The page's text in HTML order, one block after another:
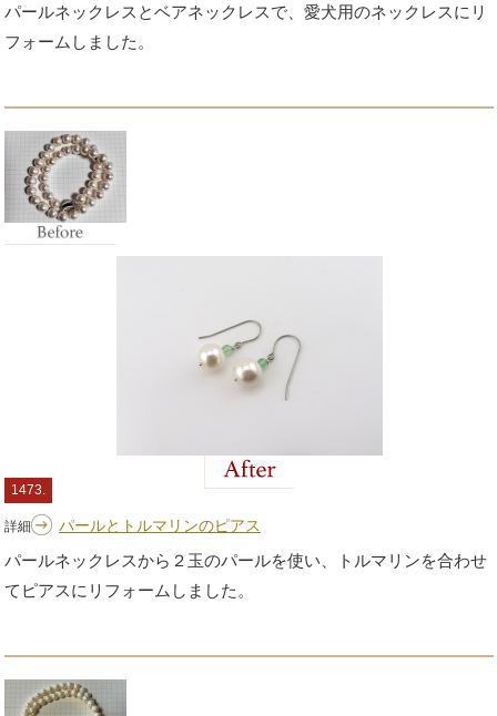
パールネックレスとベアネックレスで、愛犬用のネックレスにリ
フォームしました。
1473.
詳細 パールとトルマリンのピアス
パールネックレスから２玉のパールを使い、トルマリンを合わせ
てピアスにリフォームしました。